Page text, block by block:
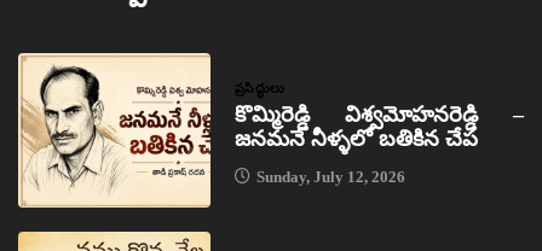
ప్రసిద్ధులు
కొమ్మిరెడ్డి విశ్వమోహనరెడ్డి –
జనమనే నీళ్ళలో బతికిన చేప
Sunday, July 12, 2026